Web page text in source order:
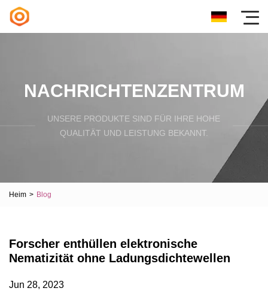
NACHRICHTENZENTRUM
UNSERE PRODUKTE SIND FÜR IHRE HOHE
QUALITÄT UND LEISTUNG BEKANNT.
Heim > Blog
Forscher enthüllen elektronische
Nematizität ohne Ladungsdichtewellen
Jun 28, 2023